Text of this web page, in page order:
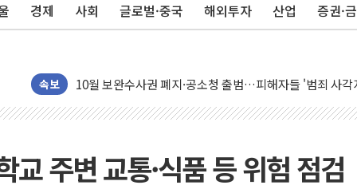
경제 사회 글로벌·중국 해외투자 산업 증권·
속보
오세훈 "용산공원 주택 검토, 민주당 스스로 원칙 뒤집는
충북 주말 무더위 지속…청주·진천 35도, 곳곳 소나기
민주당, 오늘 제주·인천 경선 발표...김민석 '재역전' vs
한상협, 업계 개인정보 보안 새판 짠다…'자율규제단체'
트럼프, 쿡 연준 이사 해임 재추진…"26일까지 의혹 소명"
유럽증시, 美 고용 예상 밖 부진에 연준 금리 인상 가능
주변 교통·식품 등 위험 점검